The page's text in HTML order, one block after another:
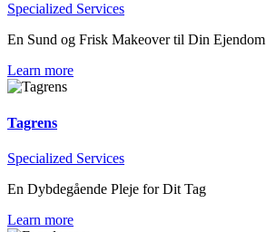
Specialized Services
En Sund og Frisk Makeover til Din Ejendom
Learn more
Tagrens
Specialized Services
En Dybdegående Pleje for Dit Tag
Learn more